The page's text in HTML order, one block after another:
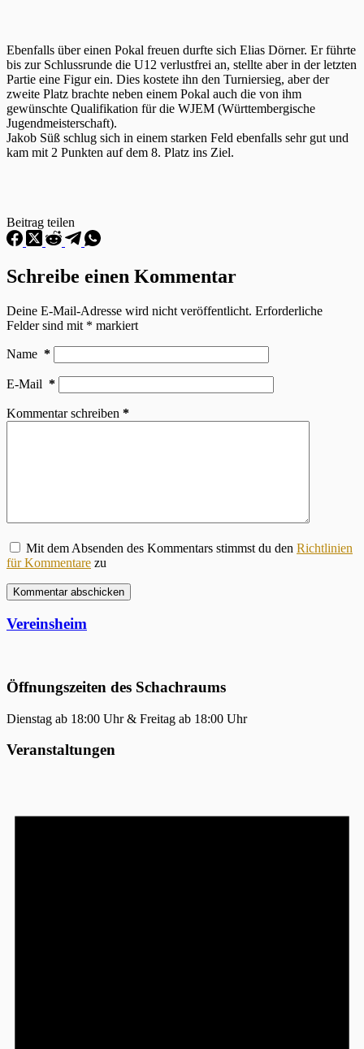
Ebenfalls über einen Pokal freuen durfte sich Elias Dörner. Er führte
bis zur Schlussrunde die U12 verlustfrei an, stellte aber in der letzten
Partie eine Figur ein. Dies kostete ihn den Turniersieg, aber der
zweite Platz brachte neben einem Pokal auch die von ihm
gewünschte Qualifikation für die WJEM (Württembergische
Jugendmeisterschaft).
Jakob Süß schlug sich in einem starken Feld ebenfalls sehr gut und
kam mit 2 Punkten auf dem 8. Platz ins Ziel.
Beitrag teilen
Schreibe einen Kommentar
Deine E-Mail-Adresse wird nicht veröffentlicht. Erforderliche
Felder sind mit * markiert
Name *
E-Mail *
Kommentar schreiben *
Mit dem Absenden des Kommentars stimmst du den Richtlinien
für Kommentare zu
Kommentar abschicken
Vereinsheim
Öffnungszeiten des Schachraums
Dienstag ab 18:00 Uhr & Freitag ab 18:00 Uhr
Veranstaltungen